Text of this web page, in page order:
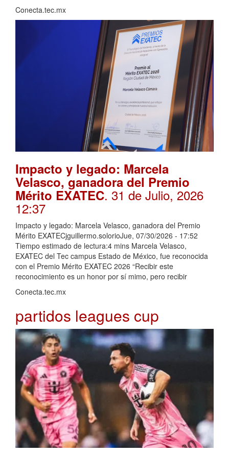
Conecta.tec.mx
Impacto y legado: Marcela
Velasco, ganadora del Premio
Mérito EXATEC. 31 de Julio, 2026
12:37
Impacto y legado: Marcela Velasco, ganadora del Premio
Mérito EXATECjguillermo.solorioJue, 07/30/2026 - 17:52
Tiempo estimado de lectura:4 mins Marcela Velasco,
EXATEC del Tec campus Estado de México, fue reconocida
con el Premio Mérito EXATEC 2026 “Recibir este
reconocimiento es un honor por sí mimo, pero recibir
Conecta.tec.mx
partidos leagues cup